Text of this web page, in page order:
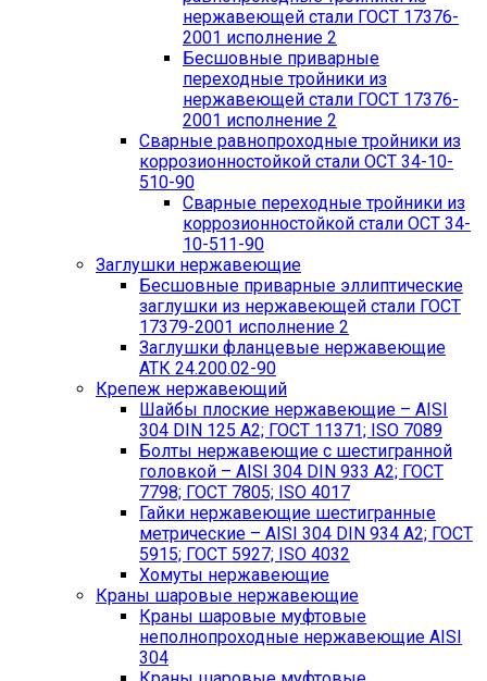
нержавеющей стали ГОСТ 17376-
2001 исполнение 2
Бесшовные приварные
переходные тройники из
нержавеющей стали ГОСТ 17376-
2001 исполнение 2
Сварные равнопроходные тройники из
коррозионностойкой стали ОСТ 34-10-
510-90
Сварные переходные тройники из
коррозионностойкой стали ОСТ 34-
10-511-90
Заглушки нержавеющие
Бесшовные приварные эллиптические
заглушки из нержавеющей стали ГОСТ
17379-2001 исполнение 2
Заглушки фланцевые нержавеющие
АТК 24.200.02-90
Крепеж нержавеющий
Шайбы плоские нержавеющие – AISI
304 DIN 125 A2; ГОСТ 11371; ISO 7089
Болты нержавеющие с шестигранной
головкой – AISI 304 DIN 933 A2; ГОСТ
7798; ГОСТ 7805; ISO 4017
Гайки нержавеющие шестигранные
метрические – AISI 304 DIN 934 А2; ГОСТ
5915; ГОСТ 5927; ISO 4032
Хомуты нержавеющие
Краны шаровые нержавеющие
Краны шаровые муфтовые
неполнопроходные нержавеющие AISI
304